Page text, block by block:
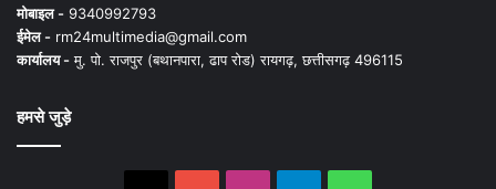
मोबाइल - 9340992793
ईमेल - rm24multimedia@gmail.com
कार्यालय -मु. पो. राजपुर (बथानपारा, ढाप रोड) रायगढ़, छत्तीसगढ़ 496115
हमसे जुड़े